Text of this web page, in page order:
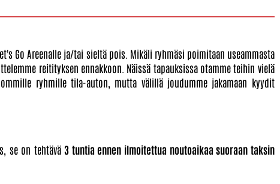
Go Areenalle ja/tai sieltä pois. Mikäli ryhmäsi poimitaan useammasta
reitityksen ennakkoon. Näissä tapauksissa otamme teihin vielä
ryhmille tila-auton, mutta välillä joudumme jakamaan kyydit
se on tehtävä3 tuntia ennen ilmoitettua noutoaikaa suoraan taksin